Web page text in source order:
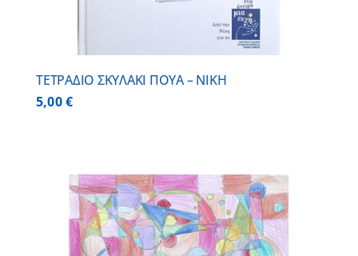
ΤΕΤΡΑΔΙΟ ΣΚΥΛΑΚΙ ΠΟΥΑ – ΝΙΚΗ
5,00€